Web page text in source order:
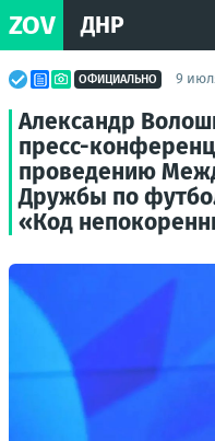
ZOV ДНР
ОФИЦИАЛЬНО 9
Александр
пресс-
проведению
Дружбы по
«Код